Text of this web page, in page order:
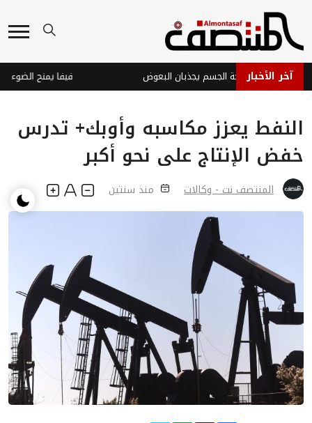
آخر الأخبار
الجلد ورائحة الجسم يجذبان البعوض
النفط يعزز مكاسبه وأوبك+ تدرس
خفض الإنتاج على نحو أكبر
المنتصف نت - وكالات منذ سنتين